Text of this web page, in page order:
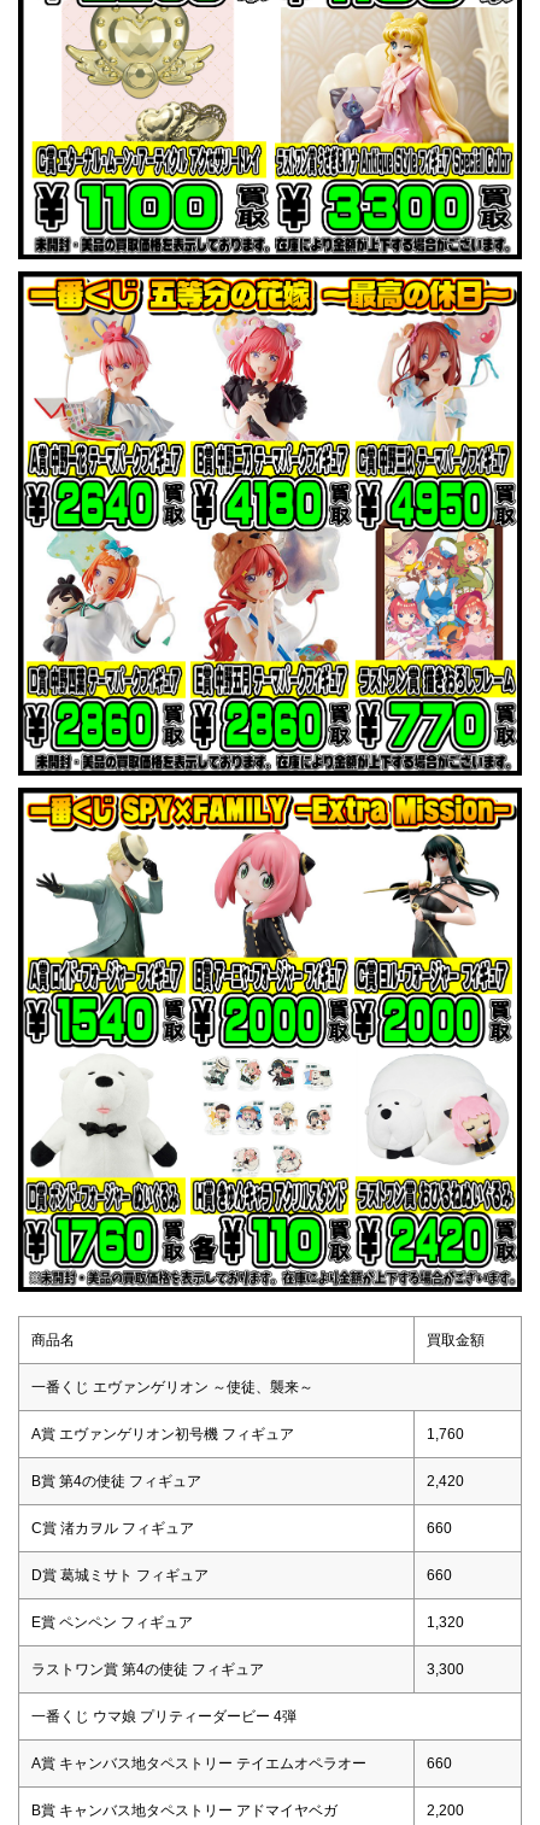
商品名 買取金額
一番くじ エヴァンゲリオン ～使徒、襲来～
A賞 エヴァンゲリオン初号機 フィギュア 1,760
B賞 第4の使徒 フィギュア 2,420
C賞 渚カヲル フィギュア 660
D賞 葛城ミサト フィギュア 660
E賞 ペンペン フィギュア 1,320
ラストワン賞 第4の使徒 フィギュア 3,300
一番くじ ウマ娘 プリティーダービー 4弾
A賞 キャンバス地タペストリー テイエムオペラオー 660
B賞 キャンバス地タペストリー アドマイヤベガ 2,200